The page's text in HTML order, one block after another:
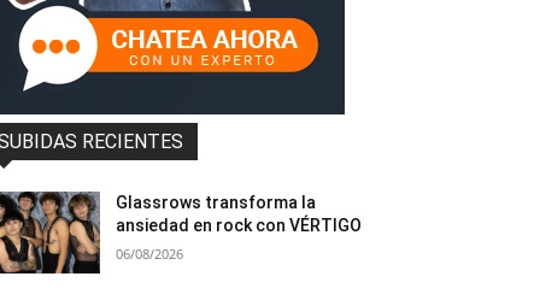
RECIENTES
Glassrows transforma la
ansiedad en rock con VÉRTIGO
06/08/2026